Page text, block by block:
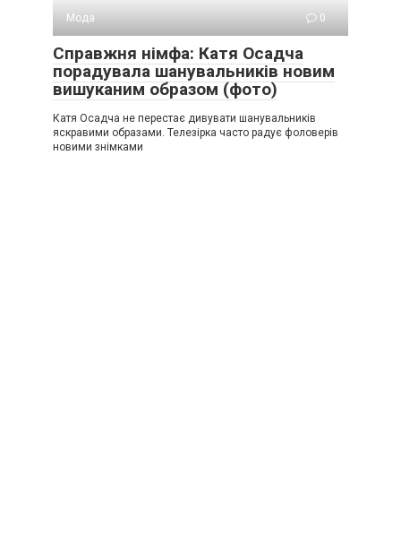
Мода
0
Справжня німфа: Катя Осадча
порадувала шанувальників новим
вишуканим образом (фото)
Катя Осадча не перестає дивувати шанувальників
яскравими образами. Телезірка часто радує фоловерів
новими знімками